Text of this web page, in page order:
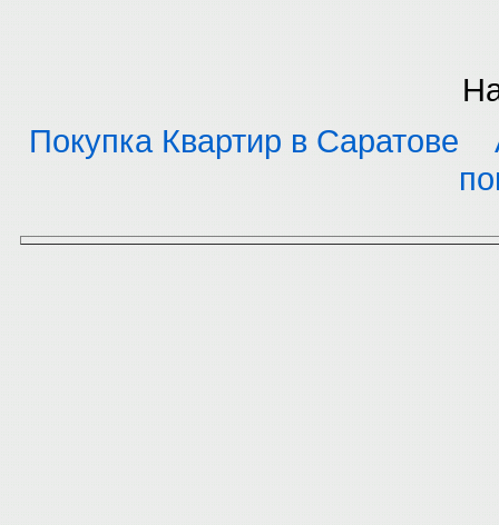
Покупка Квартир в Саратове